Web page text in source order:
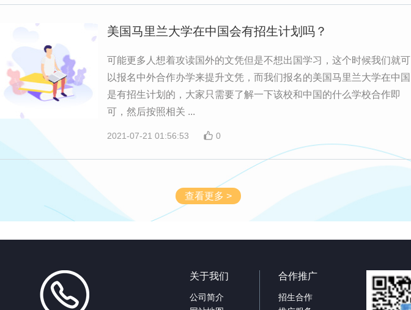
美国马里兰大学在中国会有招生计划吗？
可能更多人想着攻读国外的文凭但是不想出国学习，这个时候我们就可
以报名中外合作办学来提升文凭，而我们报名的美国马里兰大学在中国
是有招生计划的，大家只需要了解一下该校和中国的什么学校合作即
可，然后按照相关 ...
2021-07-21 01:56:53 0
查看更多 >
关于我们
公司简介
合作推广
招生合作